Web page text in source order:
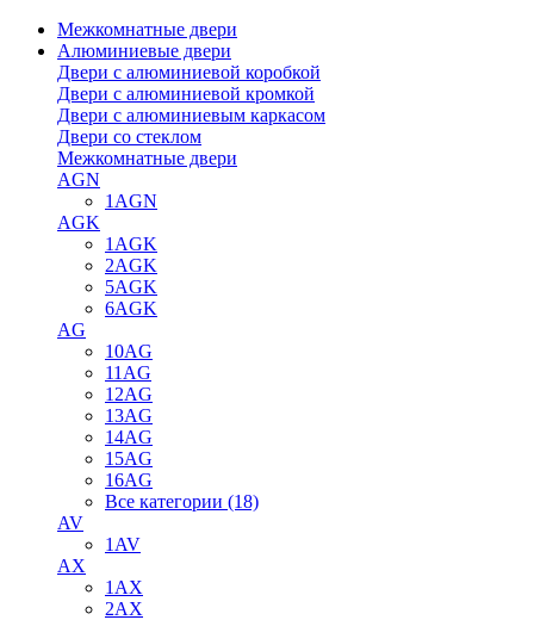
Межкомнатные двери
Алюминиевые двери
Двери с алюминиевой коробкой
Двери с алюминиевой кромкой
Двери с алюминиевым каркасом
Двери со стеклом
Межкомнатные двери
AGN
1AGN
AGK
1AGK
2AGK
5AGK
6AGK
AG
10AG
11AG
12AG
13AG
14AG
15AG
16AG
Все категории (18)
AV
1AV
AX
1AX
2AX